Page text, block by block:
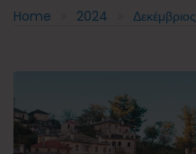
Home 2024 Δεκέμβριος